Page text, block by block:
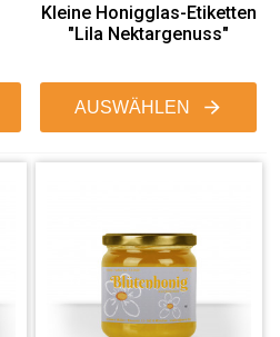
Kleine Honigglas-Etiketten
"Lila Nektargenuss"
AUSWÄHLEN